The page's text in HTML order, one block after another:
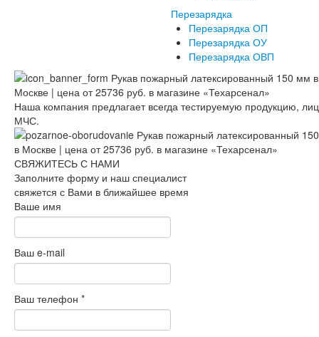
Перезарядка
Перезарядка ОП
Перезарядка ОУ
Перезарядка ОВП
Наша компания предлагает всегда тестируемую продукцию,
МЧС.
СВЯЖИТЕСЬ С НАМИ
Заполните форму и наш специалист
свяжется с Вами в ближайшее время
Ваше имя
Ваш e-mail
Ваш телефон *